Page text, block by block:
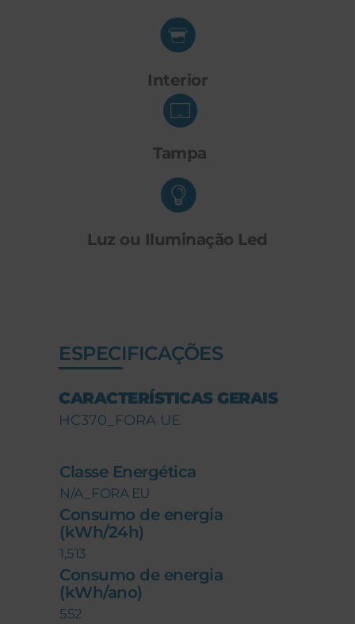
Interior
Tampa
Luz ou Iluminação Led
ESPECIFICAÇÕES
CARACTERÍSTICAS GERAIS
HC370_FORA UE
Classe Energética
N/A_FORA EU
Consumo de energia
(kWh/24h)
1,513
Consumo de energia
(kWh/ano)
552